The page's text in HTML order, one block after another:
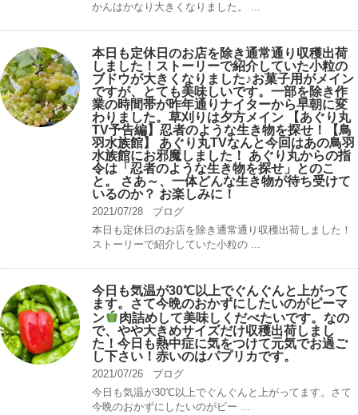
かんはかなり大きくなりました。 ...
本日も定休日のお店を除き通常通り収穫出荷
しました！ストーリーで紹介していた小粒の
ブドウが大きくなりました♪お菓子用がメイン
ですが、とても美味しいです。一部を除き作
業の時間帯が昨年通りナイターから早朝に変
わりました。草刈りは夕方メイン 【あぐり丸
TV予告編】忍者のような生き物を探せ！【鳥
羽水族館】 あぐり丸TVなんと今回はあの鳥羽
水族館にお邪魔しました！ あぐり丸からの指
令は「忍者のような生き物を探せ」とのこ
と。 さあ～、一体どんな生き物が待ち受けて
いるのか？ お楽しみに！
2021/07/28
ブログ
本日も定休日のお店を除き通常通り収穫出荷しました！
ストーリーで紹介していた小粒の ...
今日も気温が30℃以上でぐんぐんと上がって
ます。さて今晩のおかずにしたいのがピーマ
ン
肉詰めして美味しくだべたいです。なの
で、やや大きめサイズだけ収穫出荷しまし
た！今日も熱中症に気をつけて元気でお過ご
し下さい！赤いのはパプリカです。
2021/07/26
ブログ
今日も気温が30℃以上でぐんぐんと上がってます。さて
今晩のおかずにしたいのがピー ...